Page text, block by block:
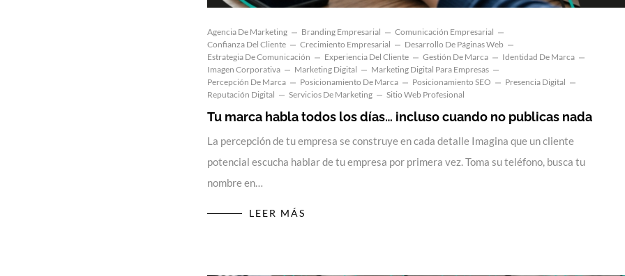
Agencia De Marketing Branding Empresarial
Comunicación Empresarial
Confianza Del Cliente
Crecimiento Empresarial
Desarrollo De Páginas Web
Estrategia De Comunicación
Experiencia Del Cliente Gestión De Marca
Identidad De Marca
Imagen Corporativa
Marketing Digital
Marketing Digital Para Empresas
Percepción De Marca
Posicionamiento De Marca Posicionamiento SEO
Presencia Digital
Reputación Digital
Servicios De Marketing Sitio Web Profesional
Tu marca habla todos los días… incluso cuando no publicas nada
La percepción de tu empresa se construye en cada detalle Imagina que un cliente
potencial escucha hablar de tu empresa por primera vez. Toma su teléfono, busca tu
nombre en…
LEER MÁS